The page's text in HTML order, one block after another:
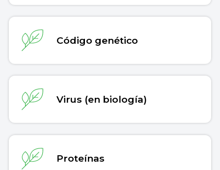
Código genético
Virus (en biología)
Proteínas